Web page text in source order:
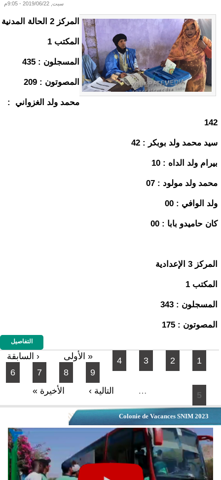
سبت, 2019/06/22 - 9:05م
المركز 2 الحالة المدنية
المكتب 1
المسجلون : 435
المصوتون : 209
محمد ولد الغزواني :
142
سيد محمد ولد بوبكر : 42
بيرام ولد الداه : 10
محمد ولد مولود : 07
ولد الوافي : 00
كان حاميدو بابا : 00
المركز 3 الإعدادية
المكتب 1
المسجلون : 343
المصوتون : 175
التفاصيل
الصفحات « الأولى ‹ السابقة 1
2
3
4
5
6 7 8
9
…
التالية › الأخيرة »
Colonie de Vacances SNIM 2023